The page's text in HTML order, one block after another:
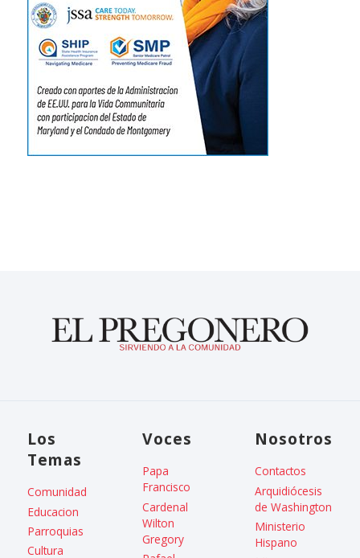
Los
Temas
Comunidad
Educacion
Parroquias
Cultura
Voces
Papa
Francisco
Cardenal
Wilton
Gregory
Nosotros
Contactos
Arquidiócesis
de Washington
Ministerio
Hispano